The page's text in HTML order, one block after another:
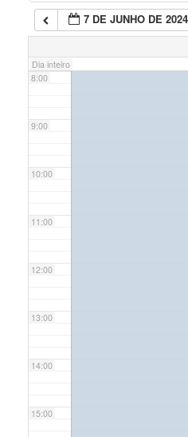
7 DE JUNHO DE 2024
Dia inteiro
7:00
8:00
9:00
10:00
11:00
12:00
13:00
14:00
15:00